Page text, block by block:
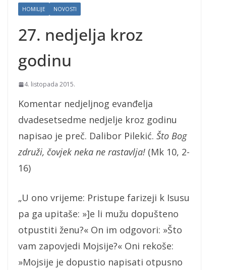
HOMILIJE NOVOSTI
27. nedjelja kroz
godinu
4. listopada 2015.
Komentar nedjeljnog evanđelja
dvadesetsedme nedjelje kroz godinu
napisao je preč. Dalibor Pilekić. Što Bog
združi, čovjek neka ne rastavlja! (Mk 10, 2-
16)
„U ono vrijeme: Pristupe farizeji k Isusu
pa ga upitaše: »]e li mužu dopušteno
otpustiti ženu?« On im odgovori: »Što
vam zapovjedi Mojsije?« Oni rekoše:
»Mojsije je dopustio napisati otpusno